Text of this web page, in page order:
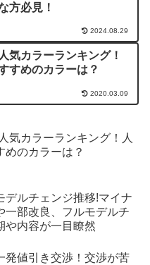
方必見！
2024.08.29
気カラーランキング！
すめのカラーは？
2020.03.09
気カラーランキング！人
めのカラーは？
デルチェンジ推移!マイナ
一部改良、フルモデルチ
や内容が一目瞭然
発値引き交渉！交渉が苦